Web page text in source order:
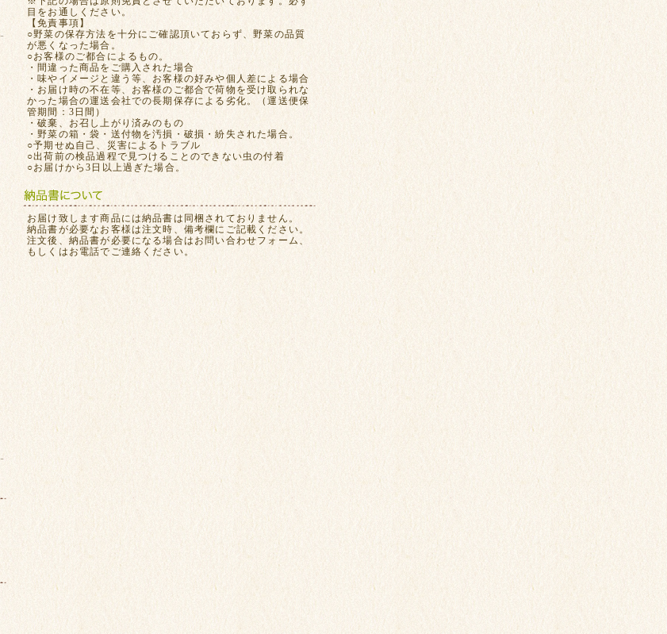
目をお通しください。
【免責事項】
○野菜の保存方法を十分にご確認頂いておらず、野菜の品質
が悪くなった場合。
○お客様のご都合によるもの。
・間違った商品をご購入された場合
・味やイメージと違う等、お客様の好みや個人差による場合
・お届け時の不在等、お客様のご都合で荷物を受け取られな
かった場合の運送会社での長期保存による劣化。（運送便保
管期間：3日間）
・破棄、お召し上がり済みのもの
・野菜の箱・袋・送付物を汚損・破損・紛失された場合。
○予期せぬ自己、災害によるトラブル
○出荷前の検品過程で見つけることのできない虫の付着
○お届けから3日以上過ぎた場合。
お届け致します商品には納品書は同梱されておりません。
納品書が必要なお客様は注文時、備考欄にご記載ください。
注文後、納品書が必要になる場合はお問い合わせフォーム、
もしくはお電話でご連絡ください。